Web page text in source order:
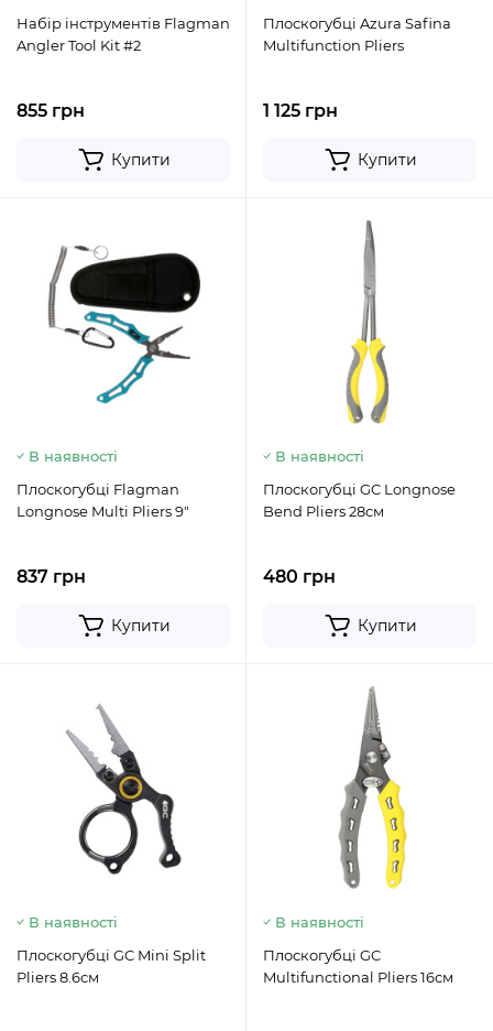
Набір інструментів Flagman
Angler Tool Kit #2
855 грн
Купити
Плоскогубці Azura Safina
Multifunction Pliers
1 125 грн
Купити
В наявності
Плоскогубці Flagman
Longnose Multi Pliers 9"
837 грн
Купити
В наявності
Плоскогубці GC Longnose
Bend Pliers 28см
480 грн
Купити
В наявності
Плоскогубці GC Mini Split
Pliers 8.6см
В наявності
Плоскогубці GC
Multifunctional Pliers 16см